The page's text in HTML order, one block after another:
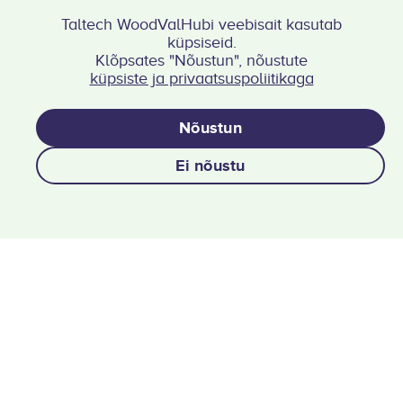
Viktoria Gudkova
woodval@taltech.ee
Kompetentsid
Taristu
Koostöö
Taltech WoodValHubi veebisait kasutab
küpsiseid.
Klõpsates "Nõustun", nõustute
küpsiste ja privaatsuspoliitikaga
Nõustun
Ei nõustu